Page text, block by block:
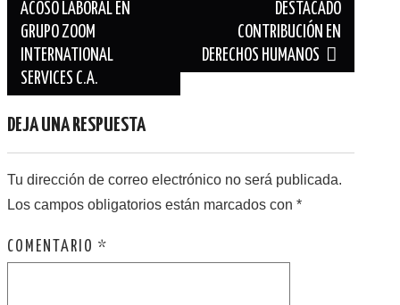
ACOSO LABORAL EN
GRUPO ZOOM
INTERNATIONAL
SERVICES C.A.
DESTACADO
CONTRIBUCIÓN EN
DERECHOS HUMANOS
DEJA UNA RESPUESTA
Tu dirección de correo electrónico no será publicada.
Los campos obligatorios están marcados con *
COMENTARIO *